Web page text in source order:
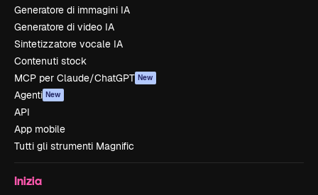
Generatore di immagini IA
Generatore di video IA
Sintetizzatore vocale IA
Contenuti stock
MCP per Claude/ChatGPT New
Agenti New
API
App mobile
Tutti gli strumenti Magnific
Inizia